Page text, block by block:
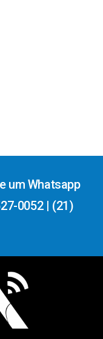
um Whatsapp
0052 | (21)